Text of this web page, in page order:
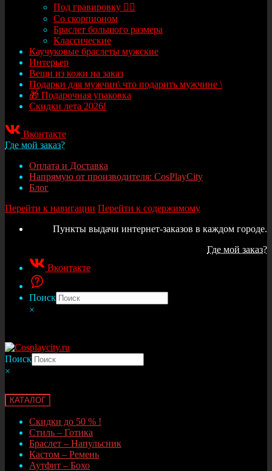
Под гравировку ✍🏻
Со скорпионом
Браслет большого размера
Классические
Каучуковые браслеты мужские
Интерьер
Вещи из кожи на заказ
Подарки для мужчин\ что подарить мужчине \
🎁 Подарочная упаковка
Скидки лета 2026!
Вконтакте
Где мой заказ?
Оплата и Доставка
Напрямую от производителя: CosPlayCity
Блог
Перейти к навигации Перейти к содержимому
Пункты выдачи интернет-заказов в каждом городе.
Где мой заказ?
Вконтакте
Поиск
×
Поиск
×
КАТАЛОГ
Скидки до 50 % !
Стиль – Готика
Браслет – Напульсник
Кастом – Ремень
Аутфит – Бохо